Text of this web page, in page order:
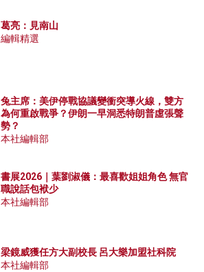
葛亮：見南山
編輯精選
兔主席：美伊停戰協議變衝突導火線，雙方
為何重啟戰爭？伊朗一早洞悉特朗普虛張聲
勢？
本社編輯部
書展2026｜葉劉淑儀：最喜歡姐姐角色 無官
職說話包袱少
本社編輯部
梁鏡威獲任方大副校長 呂大樂加盟社科院
本社編輯部